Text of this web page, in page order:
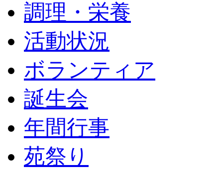
調理・栄養
活動状況
ボランティア
誕生会
年間行事
苑祭り